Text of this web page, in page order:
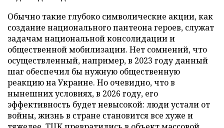
Обычно такие глубоко символические акции, как
создание национального пантеона героев, служат
задачам национальной консолидации и
общественной мобилизации. Нет сомнений, что
осуществленный, например, в 2023 году данный
шаг обеспечил бы нужную общественную
реакцию на Украине. Но очевидно, что в
нынешних условиях, в 2026 году, его
эффективность будет невысокой: люди устали от
войны, жизнь в стране становится все хуже и